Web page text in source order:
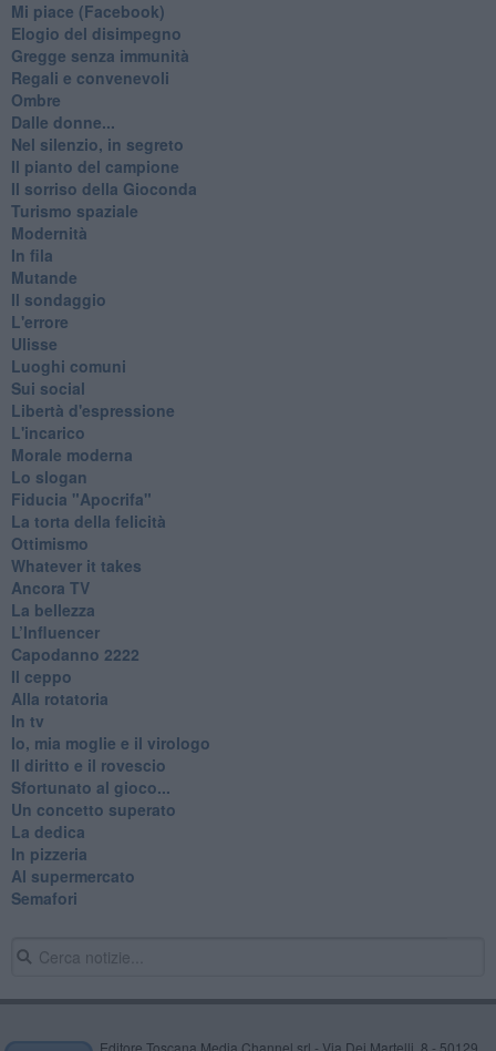
Mi piace (Facebook)
Elogio del disimpegno
Gregge senza immunità
Regali e convenevoli
Ombre
Dalle donne...
Nel silenzio, in segreto
Il pianto del campione
Il sorriso della Gioconda
Turismo spaziale
Modernità
In fila
Mutande
Il sondaggio
L'errore
Ulisse
Luoghi comuni
Sui social
Libertà d'espressione
L'incarico
Morale moderna
Lo slogan
Fiducia "Apocrifa"
La torta della felicità
Ottimismo
Whatever it takes
Ancora TV
La bellezza
L’Influencer
​Capodanno 2222
Il ceppo
Alla rotatoria
In tv
Io, mia moglie e il virologo
Il diritto e il rovescio
Sfortunato al gioco...
Un concetto superato
La dedica
In pizzeria
Al supermercato
Semafori
Editore Toscana Media Channel srl - Via Dei Martelli, 8 - 50129